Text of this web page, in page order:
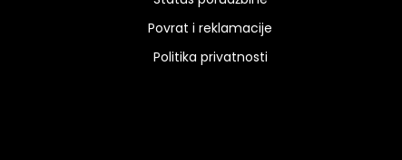
Povrat i reklamacije
Politika privatnosti